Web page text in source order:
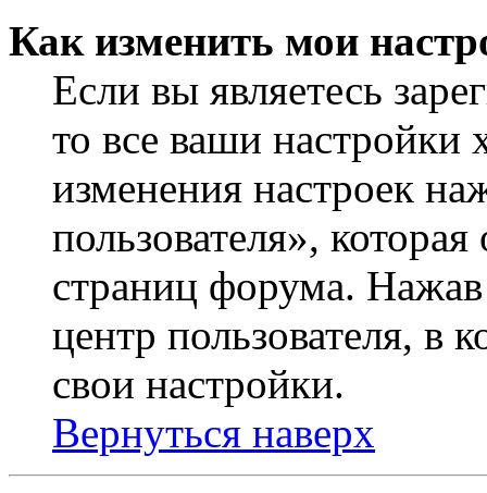
Как изменить мои
Если вы являетесь
то все ваши настройки
изменения настроек
пользователя»,
страниц форума.
центр пользователя, в
свои настройки.
Вернуться наверх